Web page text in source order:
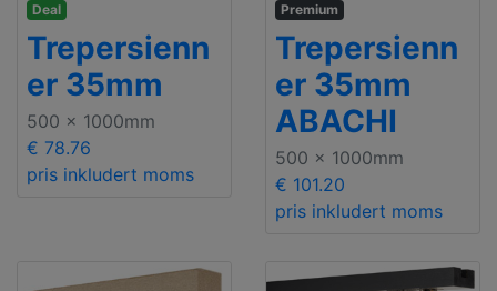
Deal
Trepersienn
er 35mm
500 x 1000mm
€ 78.76
pris inkludert moms
Premium
Trepersienn
er 35mm
ABACHI
500 x 1000mm
€ 101.20
pris inkludert moms